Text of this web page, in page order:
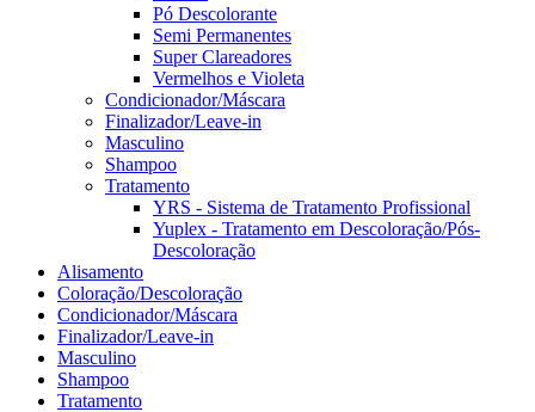
Pó Descolorante
Semi Permanentes
Super Clareadores
Vermelhos e Violeta
Condicionador/Máscara
Finalizador/Leave-in
Masculino
Shampoo
Tratamento
YRS - Sistema de Tratamento Profissional
Yuplex - Tratamento em Descoloração/Pós-
Descoloração
Alisamento
Coloração/Descoloração
Condicionador/Máscara
Finalizador/Leave-in
Masculino
Shampoo
Tratamento